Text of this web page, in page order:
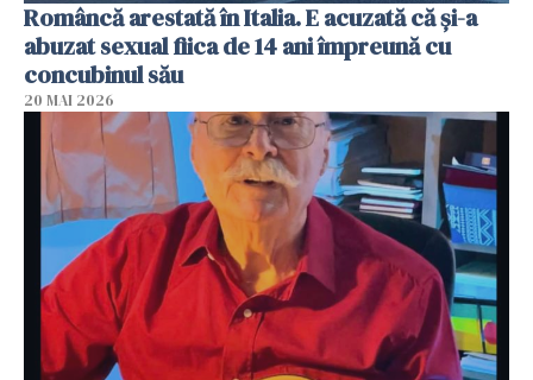
Româncă arestată în Italia. E acuzată că și-a
abuzat sexual fiica de 14 ani împreună cu
concubinul său
20 MAI 2026